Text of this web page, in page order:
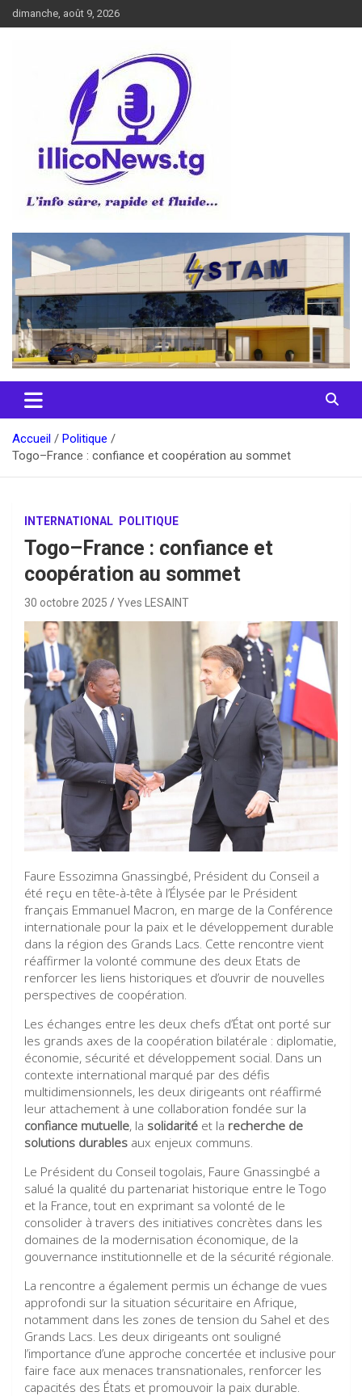
Aller
au
dimanche, août 9, 2026
illiconews
Accueil
Politique
Togo–France : confiance et coopération au sommet
INTERNATIONAL POLITIQUE
Togo–France : confiance et
coopération au sommet
30 octobre 2025 Yves LESAINT
Faure Essozimna Gnassingbé, Président du Conseil a
été reçu en tête-à-tête à l’Élysée par le Président
français Emmanuel Macron, en marge de la Conférence
internationale pour la paix et le développement durable
dans la région des Grands Lacs. Cette rencontre vient
réaffirmer la volonté commune des deux Etats de
renforcer les liens historiques et d’ouvrir de nouvelles
perspectives de coopération.
Les échanges entre les deux chefs d’État ont porté sur
les grands axes de la coopération bilatérale : diplomatie,
économie, sécurité et développement social. Dans un
contexte international marqué par des défis
multidimensionnels, les deux dirigeants ont réaffirmé
leur attachement à une collaboration fondée sur la
confiance mutuelle, la solidarité et la recherche de
solutions durables aux enjeux communs.
Le Président du Conseil togolais, Faure Gnassingbé a
salué la qualité du partenariat historique entre le Togo
et la France, tout en exprimant sa volonté de le
consolider à travers des initiatives concrètes dans les
domaines de la modernisation économique, de la
gouvernance institutionnelle et de la sécurité régionale.
La rencontre a également permis un échange de vues
approfondi sur la situation sécuritaire en Afrique,
notamment dans les zones de tension du Sahel et des
Grands Lacs. Les deux dirigeants ont souligné
l’importance d’une approche concertée et inclusive pour
faire face aux menaces transnationales, renforcer les
capacités des États et promouvoir la paix durable.